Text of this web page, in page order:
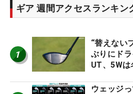
ギア 週間アクセスランキン
1
“替えない
ぶりにド
UT、5W
ウェッジ